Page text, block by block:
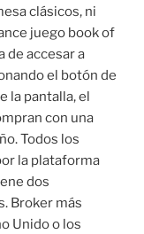
clásicos, ni
juego book of
de accesar a
el botón de
la pantalla, el
con una
Todos los
la plataforma
dos
Broker más
Unido o los